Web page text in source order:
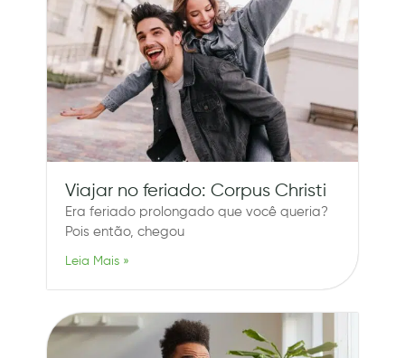
Viajar no feriado: Corpus Christi
Era feriado prolongado que você queria?
Pois então, chegou
Leia Mais »